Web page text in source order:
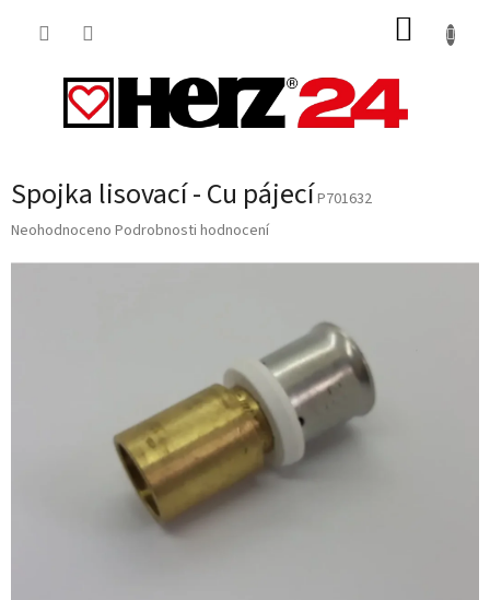
Spojka lisovací - Cu pájecíP701632
Průměrné
Neohodnoceno Podrobnosti hodnocení